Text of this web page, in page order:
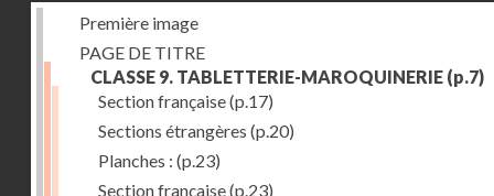
Première image
PAGE DE TITRE
CLASSE 9. TABLETTERIE-MAROQUINERIE (p.7)
Section française(p.17)
Sections étrangères (p.20)
Planches : (p.23)
Section française(p.23)